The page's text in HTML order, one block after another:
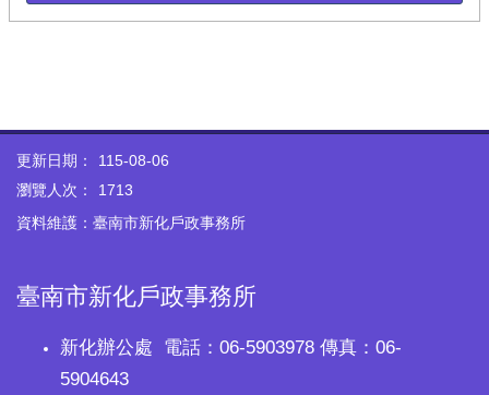
更新日期：
115-08-06
瀏覽人次：
1713
資料維護：臺南市新化戶政事務所
臺南市新化戶政事務所
新化辦公處 電話：06-5903978 傳真：06-
5904643